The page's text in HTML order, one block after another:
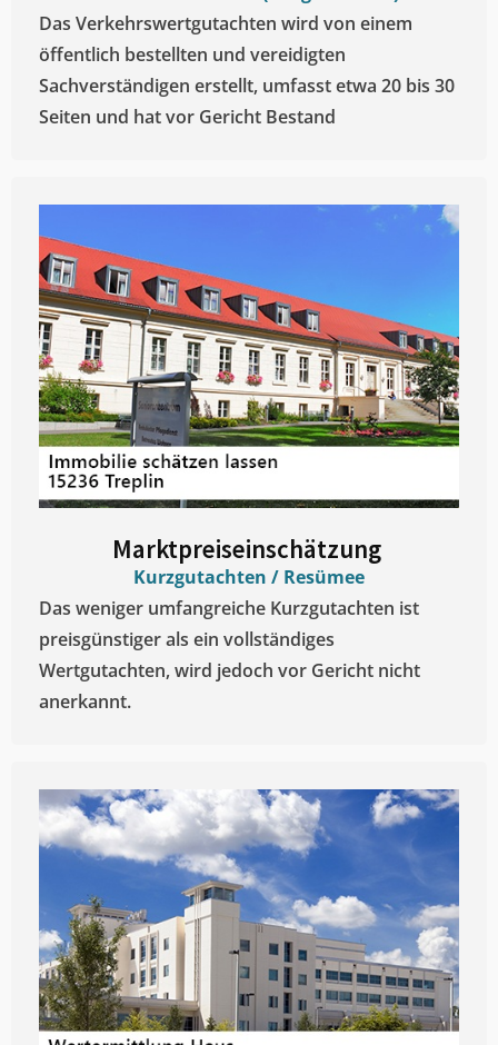
Das Verkehrswertgutachten wird von einem
öffentlich bestellten und vereidigten
Sachverständigen erstellt, umfasst etwa 20 bis 30
Seiten und hat vor Gericht Bestand
Marktpreiseinschätzung ​
Kurzgutachten / Resümee
Das weniger umfangreiche Kurzgutachten ist
preisgünstiger als ein vollständiges
Wertgutachten, wird jedoch vor Gericht nicht
anerkannt.